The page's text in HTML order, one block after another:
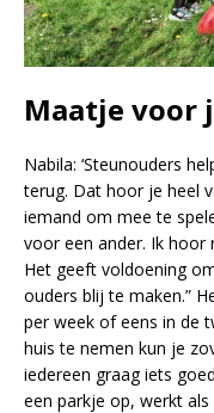
Maatje voor
Nabila: ‘Steunouders
terug. Dat hoor je heel
iemand om mee te
voor een ander. Ik hoor
Het geeft voldoening
ouders blij te maken.”
per week of eens in de
huis te nemen kun je
iedereen graag iets
een parkje op, werkt